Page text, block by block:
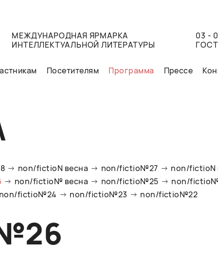
МЕЖДУНАРОДНАЯ ЯРМАРКА
ИНТЕЛЛЕКТУАЛЬНОЙ ЛИТЕРАТУРЫ
03 -
Посетителям Программа Прессе
non/fictioN весна non/fictio№27
non/fictioN
non/fictio№ весна non/fictio№25
non/fictio№
non/fictio№24
non/fictio№23 non/fictio№22